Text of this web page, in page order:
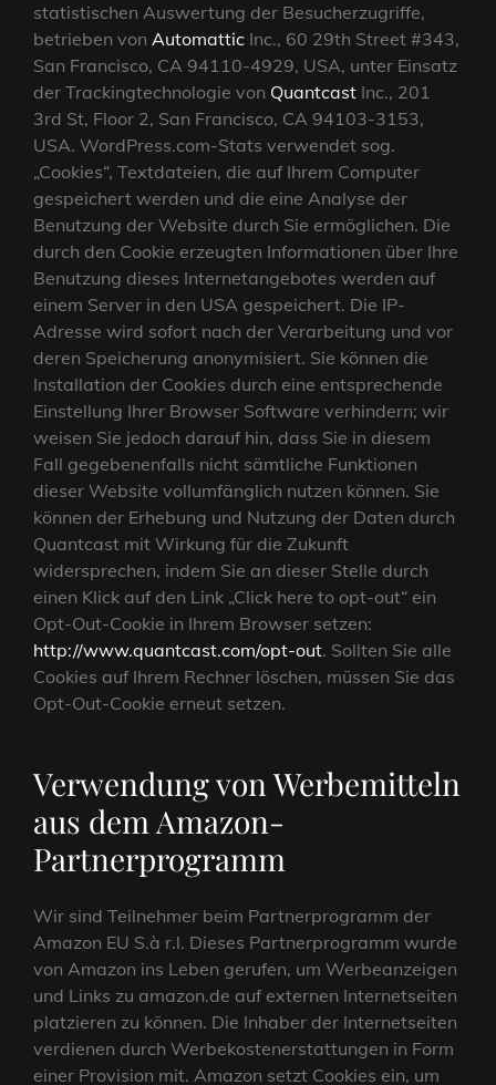
statistischen Auswertung der Besucherzugriffe,
betrieben von Automattic Inc., 60 29th Street #343,
San Francisco, CA 94110-4929, USA, unter Einsatz
der Trackingtechnologie von Quantcast Inc., 201
3rd St, Floor 2, San Francisco, CA 94103-3153,
USA. WordPress.com-Stats verwendet sog.
„Cookies“, Textdateien, die auf Ihrem Computer
gespeichert werden und die eine Analyse der
Benutzung der Website durch Sie ermöglichen. Die
durch den Cookie erzeugten Informationen über Ihre
Benutzung dieses Internetangebotes werden auf
einem Server in den USA gespeichert. Die IP-
Adresse wird sofort nach der Verarbeitung und vor
deren Speicherung anonymisiert. Sie können die
Installation der Cookies durch eine entsprechende
Einstellung Ihrer Browser Software verhindern; wir
weisen Sie jedoch darauf hin, dass Sie in diesem
Fall gegebenenfalls nicht sämtliche Funktionen
dieser Website vollumfänglich nutzen können. Sie
können der Erhebung und Nutzung der Daten durch
Quantcast mit Wirkung für die Zukunft
widersprechen, indem Sie an dieser Stelle durch
einen Klick auf den Link „Click here to opt-out“ ein
Opt-Out-Cookie in Ihrem Browser setzen:
http://www.quantcast.com/opt-out. Sollten Sie alle
Cookies auf Ihrem Rechner löschen, müssen Sie das
Opt-Out-Cookie erneut setzen.
Verwendung von Werbemitteln
aus dem Amazon-
Partnerprogramm
Wir sind Teilnehmer beim Partnerprogramm der
Amazon EU S.à r.l. Dieses Partnerprogramm wurde
von Amazon ins Leben gerufen, um Werbeanzeigen
und Links zu amazon.de auf externen Internetseiten
platzieren zu können. Die Inhaber der Internetseiten
verdienen durch Werbekostenerstattungen in Form
einer Provision mit. Amazon setzt Cookies ein, um